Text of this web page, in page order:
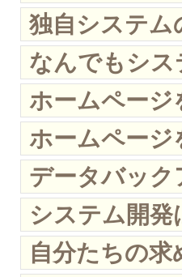
独自システム
なんでもシ
ホームページ
ホームページ
データバッ
システム開
自分たちの